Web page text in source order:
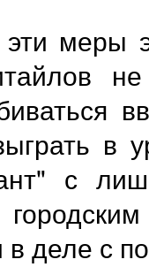
меры
в
с
в деле с